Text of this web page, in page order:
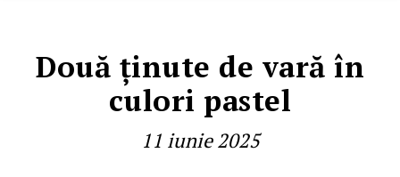
Două ţinute de vară în
culori pastel
11 iunie 2025